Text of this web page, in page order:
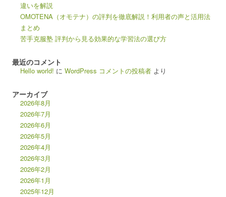
違いを解説
OMOTENA（オモテナ）の評判を徹底解説！利用者の声と活用法
まとめ
苦手克服塾 評判から見る効果的な学習法の選び方
最近のコメント
Hello world! に WordPress コメントの投稿者 より
アーカイブ
2026年8月
2026年7月
2026年6月
2026年5月
2026年4月
2026年3月
2026年2月
2026年1月
2025年12月